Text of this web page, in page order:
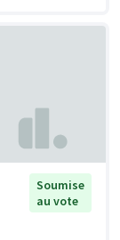
Soumise
au vote